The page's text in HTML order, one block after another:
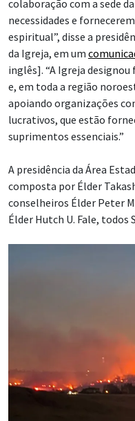
colaboração com a sede
necessidades e
espiritual”, disse a
da Igreja, em um
inglês]. “A Igreja
e, em toda a região
apoiando organizações
lucrativos, que estão
suprimentos essenciais.”
A presidência da Área
composta por Élder
conselheiros Élder Peter
Élder Hutch U. Fale, todos